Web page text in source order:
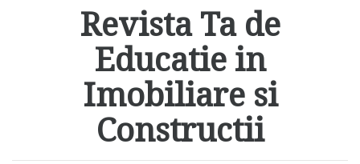
Revista Ta de
Educatie in
Imobiliare si
Constructii